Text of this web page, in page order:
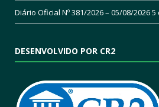
Diário Oficial Nº 381/2026 – 05/08/20265
DESENVOLVIDO POR CR2